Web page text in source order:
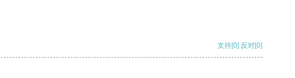
支持[0] 反对[0]